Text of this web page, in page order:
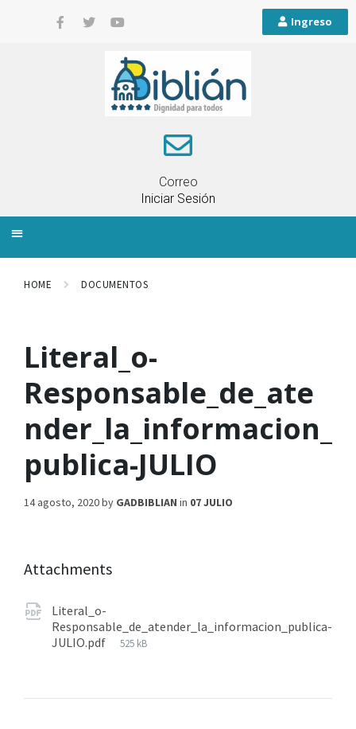
Ingreso
Correo
Iniciar Sesión
HOME DOCUMENTOS
Literal_o-
Responsable_de_ate
nder_la_informacion_
publica-JULIO
14 agosto, 2020by GADBIBLIAN in 07 JULIO
Attachments
Literal_o-
Responsable_de_atender_la_informacion_publica-
JULIO.pdf
525 kB